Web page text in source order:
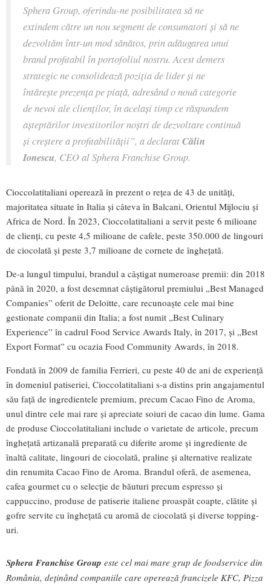
Sphera Group, oferindu-ne posibilitatea să ne
extindem către un nou segment de consumatori și să ne
dezvoltăm într-un mod sănătos, prin adăugarea unui
brand profitabil în portofoliul nostru. Acest demers
strategic ne consolidează poziția de lider și ne
întărește prezența pe piață, adresând o nouă categorie
de nevoi ale clienților, în același timp ce răspundem
așteptărilor investitorilor noștri de dezvoltare continuă
și creștere a profitabilității”, a declaratCălin
Ionescu, CEO al Sphera Franchise Group.
Cioccolatitaliani operează în prezent o rețea de 43 de unități,
majoritatea situate în Italia și câteva în Balcani, Orientul Mijlociu și
Africa de Nord. În 2023, Cioccolatitaliani a servit peste 6 milioane
de clienți, cu peste 4,5 milioane de cafele, peste 350.000 de lingouri
de ciocolată și peste 3,7 milioane de cornete de înghețată.
De-a lungul timpului, brandul a câștigat numeroase premii: din 2018
până în 2020, a fost desemnat câștigătorul premiului „Best Managed
Companies” oferit de Deloitte, care recunoaște cele mai bine
gestionate companii din Italia; a fost numit „Best Culinary
Experience” în cadrul Food Service Awards Italy, în 2017, și „Best
Export Format” cu ocazia Food Community Awards, în 2018.
Fondată în 2009 de familia Ferrieri, cu peste 40 de ani de experiență
în domeniul patiseriei, Cioccolatitaliani s-a distins prin angajamentul
său față de ingredientele premium, precum Cacao Fino de Aroma,
unul dintre cele mai rare și apreciate soiuri de cacao din lume. Gama
de produse Cioccolatitaliani include o varietate de articole, precum
înghețată artizanală preparată cu diferite arome și ingrediente de
înaltă calitate, lingouri de ciocolată, praline și alternative realizate
din renumita Cacao Fino de Aroma. Brandul oferă, de asemenea,
cafea gourmet cu o selecție de băuturi precum espresso și
cappuccino, produse de patiserie italiene proaspăt coapte, clătite și
gofre servite cu înghețată cu aromă de ciocolată și diverse topping-
uri.
Sphera Franchise Group este cel mai mare grup de foodservice din
România, deținând companiile care operează francizele KFC, Pizza